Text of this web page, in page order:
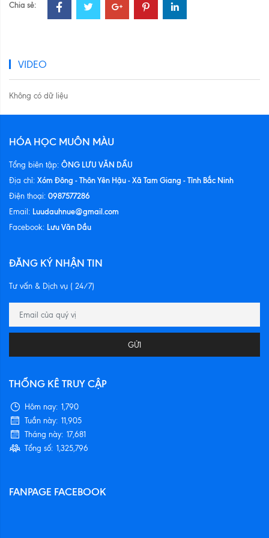
Chia sẻ:
VIDEO
Không có dữ liệu
HÓA HỌC MUÔN MÀU
Tổng biên tập: ÔNG LƯU VĂN DẦU
Địa chỉ: Xóm Đông - Thôn Yên Hậu - Xã Tam Giang - Tỉnh Bắc Ninh
Điện thoại: 0987577286
Email: Luudauhnue@gmail.com
Facebook: Lưu Văn Dầu
ĐĂNG KÝ NHẬN TIN
Tư vấn & Dịch vụ ( 24/7)
GỬI
THỐNG KÊ TRUY CẬP
Hôm nay: 1,790
Tuần này: 11,905
Tháng này: 17,681
Tổng số: 1,325,796
FANPAGE FACEBOOK